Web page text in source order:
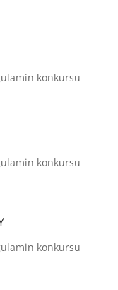
konkursu
konkursu
konkursu